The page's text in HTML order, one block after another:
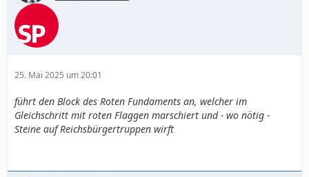
25. Mai 2025 um 20:01
führt den Block des Roten Fundaments an, welcher im
Gleichschritt mit roten Flaggen marschiert und - wo nötig -
Steine auf Reichsbürgertruppen wirft